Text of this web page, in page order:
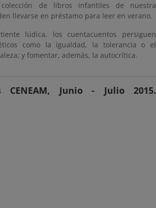
de libros infantiles de nuestra
llevarse en préstamo para leer en verano.
lúdica, los cuentacuentos persiguen
como la igualdad, la tolerancia o el
y fomentar, además, la autocrítica.
CENEAM, Junio - Julio 2015.